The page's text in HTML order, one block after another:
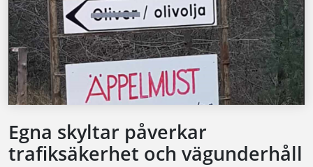
Egna skyltar påverkar
trafiksäkerhet och vägunderhåll